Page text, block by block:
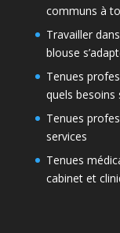
communs à
Travailler
blouse
Tenues
quels besoins
Tenues
services
Tenues
cabinet et